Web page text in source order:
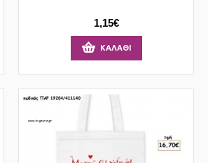
1,15€
ΚΑΛΆΘΙ